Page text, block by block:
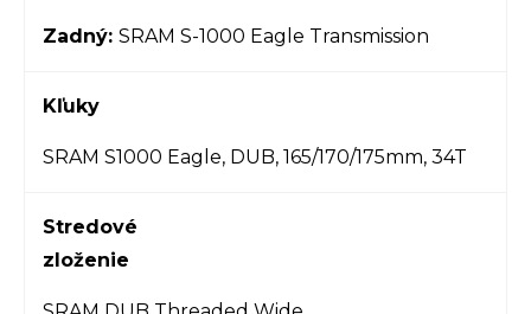
Zadný: SRAM S-1000 Eagle Transmission
Kľuky
SRAM S1000 Eagle, DUB, 165/170/175mm, 34T
Stredové
zloženie